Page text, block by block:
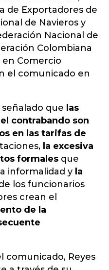
de Exportadores de
de Navieros y
Nacional de
Colombiana
Comercio
el comunicado en
que las
contrabando son
en las tarifas de
la excesiva
formales que
informalidad y la
los funcionarios
crean el
de la
comunicado, Reyes